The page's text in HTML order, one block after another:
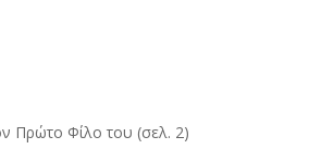
Πρώτο Φίλο του (σελ. 2)